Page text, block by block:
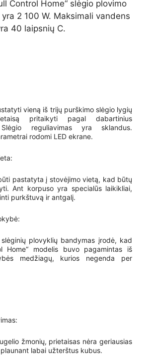
Control Home“ slėgio plovimo
2 100 W. Maksimali vandens
40 laipsnių C.
vieną iš trijų purškimo slėgio lygių
pritaikyti pagal dabartinius
reguliavimas yra sklandus.
rodomi LED ekrane.
pastatyta į stovėjimo vietą, kad būtų
Ant korpuso yra specialūs laikikliai,
purkštuvą ir antgalį.
plovyklių bandymas įrodė, kad
Home“ modelis buvo pagamintas iš
medžiagų, kurios negenda per
žmonių, prietaisas nėra geriausias
labai užterštus kubus.